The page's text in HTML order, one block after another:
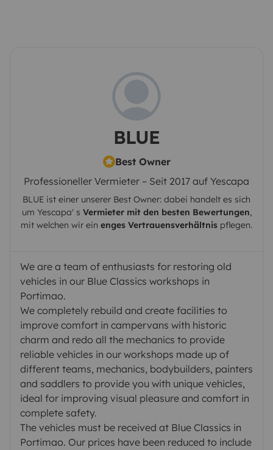
BLUE
Best Owner
Professioneller Vermieter – Seit 2017 auf Yescapa
BLUE ist einer unserer Best Owner: dabei handelt es sich
um Yescapa' s Vermieter mit den besten Bewertungen
mit welchen wir ein enges Vertrauensverhältnis pflegen.
We are a team of enthusiasts for restoring old
vehicles in our Blue Classics workshops in
Portimao.
We completely rebuild and create facilities to
improve comfort in campervans with historic
charm and redo all the mechanics to provide
reliable vehicles in our workshops made up of
different teams, mechanics, bodybuilders, painters
and saddlers to provide you with unique vehicles,
ideal for improving visual pleasure and comfort in
complete safety.
The vehicles must be received at Blue Classics in
Portimao. Our prices have been reduced to include